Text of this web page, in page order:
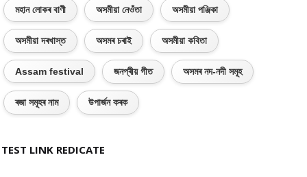
মহান লোকৰ বাণী অসমীয়া নেওঁতা অসমীয়া পঞ্জিকা
অসমীয়া দৰখাস্ত অসমৰ চৰাই অসমীয়া কবিতা
Assam festival জনপ্ৰীয় গীত অসমৰ নদ-নদী সমূহ
ৰজা সমূহৰ নাম উপাৰ্জন কৰক
TEST LINK REDICATE